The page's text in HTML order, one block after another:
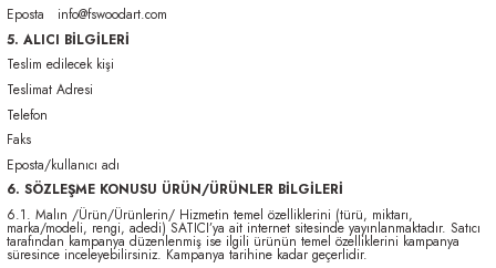
Eposta info@fswoodart.com
5. ALICI BİLGİLERİ
Teslim edilecek kişi
Teslimat Adresi
Telefon
Faks
Eposta/kullanıcı adı
6. SÖZLEŞME KONUSU ÜRÜN/ÜRÜNLER BİLGİLERİ
6.1. Malın /Ürün/Ürünlerin/ Hizmetin temel özelliklerini (türü, miktarı,
marka/modeli, rengi, adedi) SATICI’ya ait internet sitesinde yayınlanmaktadır. Satıcı
tarafından kampanya düzenlenmiş ise ilgili ürünün temel özelliklerini kampanya
süresince inceleyebilirsiniz. Kampanya tarihine kadar geçerlidir.